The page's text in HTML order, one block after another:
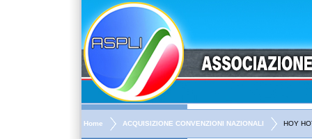
Home ACQUISIZIONE CONVENZIONI NAZIONALI HOY